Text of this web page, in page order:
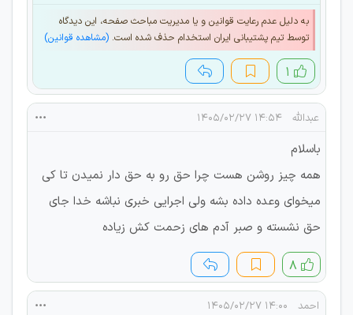
به دلیل عدم رعایت قوانین و یا مدیریت مباحث صفحه، این دیدگاه
توسط تیم پشتیبانی ایران استخدام حذف شده است. (مشاهده قوانین)
۱
عبدالله ۱۴:۵۴ ۱۴۰۵/۰۲/۲۷
باسلام
همه چیز روشن هست چرا حق رو به حق دار نمیدن تا کی
میخوای وعده داده بشه ولی اجرایی خبری نباشه خدا جای
حق نشسته و صبر آدم های زحمت کش زیاده
۸
احمد ۱۴:۰۰ ۱۴۰۵/۰۲/۲۷